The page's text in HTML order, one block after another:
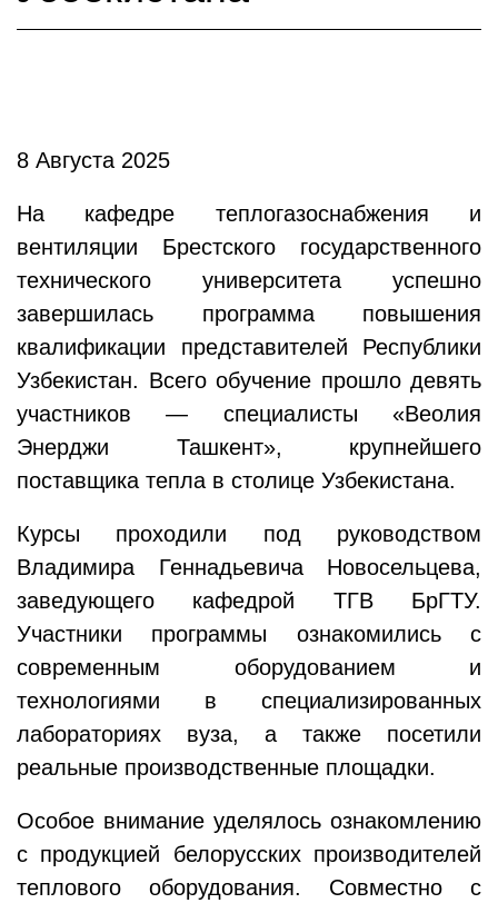
8 Августа 2025
На кафедре теплогазоснабжения и
вентиляции Брестского государственного
технического университета успешно
завершилась программа повышения
квалификации представителей Республики
Узбекистан. Всего обучение прошло девять
участников — специалисты «Веолия
Энерджи Ташкент», крупнейшего
поставщика тепла в столице Узбекистана.
Курсы проходили под руководством
Владимира Геннадьевича Новосельцева,
заведующего кафедрой ТГВ БрГТУ.
Участники программы ознакомились с
современным оборудованием и
технологиями в специализированных
лабораториях вуза, а также посетили
реальные производственные площадки.
Особое внимание уделялось ознакомлению
с продукцией белорусских производителей
теплового оборудования. Совместно с